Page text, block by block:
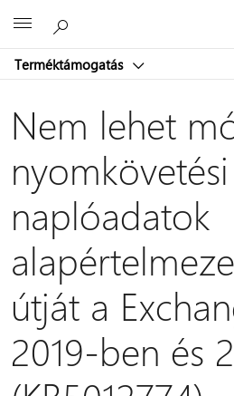
Terméktámogatás
Nem lehet
nyomkövetési
naplóadatok
útját a
2019-ben és